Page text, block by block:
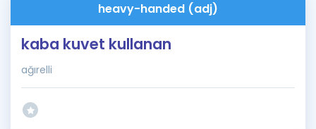
İngilizce Gramerheavy-handed (adj)
kaba kuvet kullanan
ağırelli